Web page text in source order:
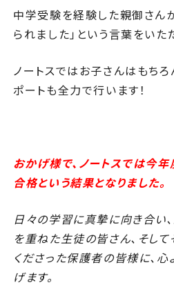
中学受験を経験した親御さん
られました」という言葉をいた
ノートスではお子さんはもち
ポートも全力で行います！
おかげ様で、ノートスでは今
合格という結果となりました。
日々の学習に真摯に向き合い
を重ねた生徒の皆さん、そし
くださった保護者の皆様に、
げます。